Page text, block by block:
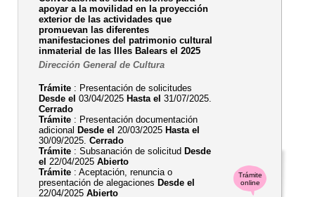
Trámite
online
apoyar a la movilidad en la proyección
exterior de las actividades que
promuevan las diferentes
manifestaciones del patrimonio cultural
inmaterial de las Illes Balears el 2025
Dirección General de Cultura
Trámite : Presentación de solicitudes
Desde el 03/04/2025 Hasta el 31/07/2025.
Cerrado
Trámite : Presentación documentación
adicional Desde el 20/03/2025 Hasta el
30/09/2025. Cerrado
Trámite : Subsanación de solicitud Desde
el 22/04/2025 Abierto
Trámite : Aceptación, renuncia o
presentación de alegaciones Desde el
22/04/2025 Abierto